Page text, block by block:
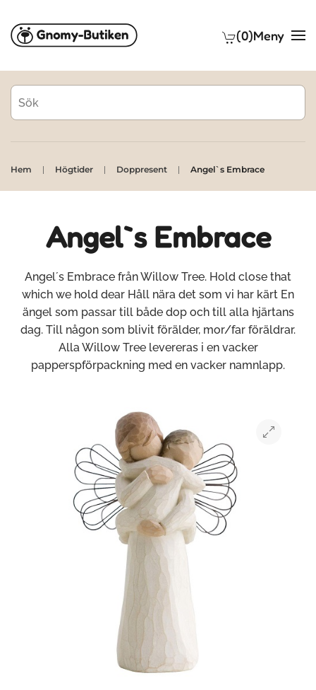
Skip to main content (0)Meny
Hem Högtider Doppresent Angel`s Embrace
Angel`s Embrace
Angel´s Embrace från Willow Tree. Hold close that
which we hold dear Håll nära det som vi har kärt En
ängel som passar till både dop och till alla hjärtans
dag. Till någon som blivit förälder, mor/far föräldrar.
Alla Willow Tree levereras i en vacker
papperspförpackning med en vacker namnlapp.